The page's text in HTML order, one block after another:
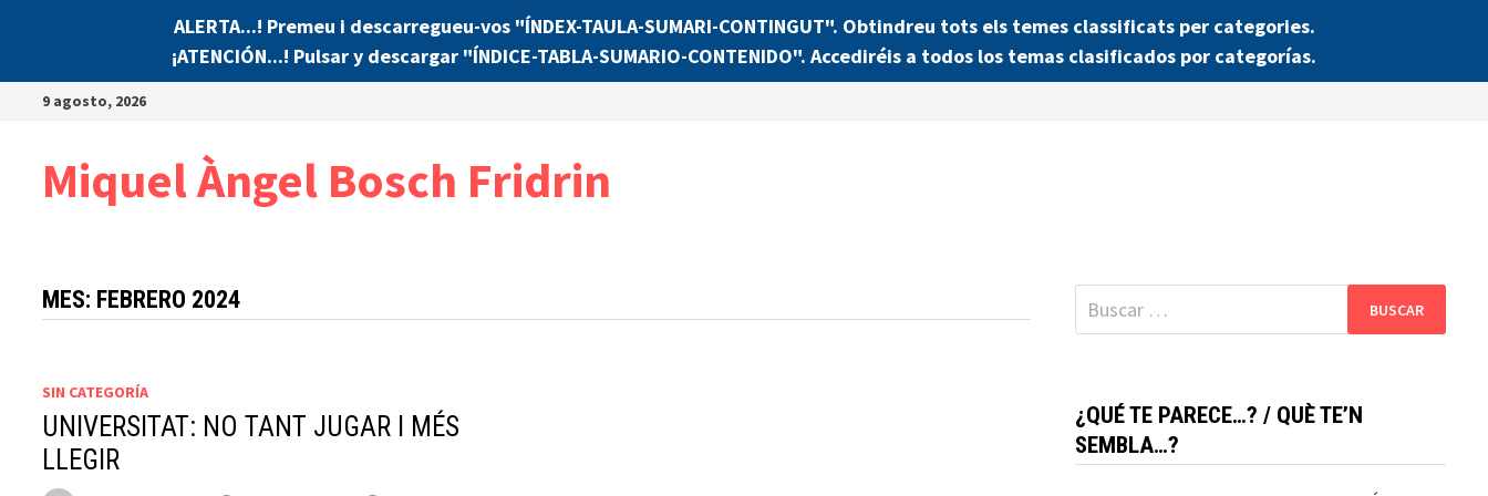
ALERTA...! Premeu i descarregueu-vos "ÍNDEX-TAULA-SUMARI-CONTINGUT". Obtindreu tots els temes classificats per categories.
¡ATENCIÓN...! Pulsar y descargar "ÍNDICE-TABLA-SUMARIO-CONTENIDO". Accediréis a todos los temas clasificados por categorías.
Saltar9 agosto, 2026
Miquel Àngel Bosch Fridrin
MES: FEBRERO 2024
SIN CATEGORÍA
UNIVERSITAT: NO TANT JUGAR I MÉS
LLEGIR
Buscar:
¿QUÉ TE PARECE…? / QUÈ TE’N
SEMBLA…?